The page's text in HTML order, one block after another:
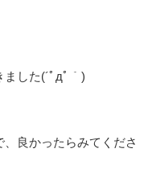
した(´ﾟдﾟ｀)
良かったらみてくださ